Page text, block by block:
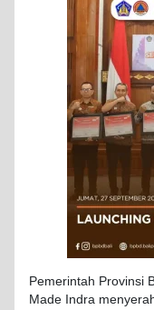
Pemerintah Provinsi
Made Indra